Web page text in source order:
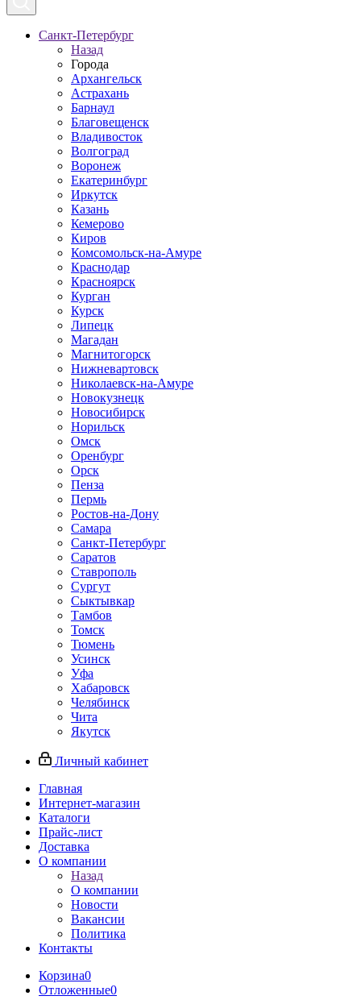
Санкт-Петербург
Назад
Города
Архангельск
Астрахань
Барнаул
Благовещенск
Владивосток
Волгоград
Воронеж
Екатеринбург
Иркутск
Казань
Кемерово
Киров
Комсомольск-на-Амуре
Краснодар
Красноярск
Курган
Курск
Липецк
Магадан
Магнитогорск
Нижневартовск
Николаевск-на-Амуре
Новокузнецк
Новосибирск
Норильск
Омск
Оренбург
Орск
Пенза
Пермь
Ростов-на-Дону
Самара
Санкт-Петербург
Саратов
Ставрополь
Сургут
Сыктывкар
Тамбов
Томск
Тюмень
Усинск
Уфа
Хабаровск
Челябинск
Чита
Якутск
Личный кабинет
Главная
Интернет-магазин
Каталоги
Прайс-лист
Доставка
О компании
Назад
О компании
Новости
Вакансии
Политика
Контакты
Корзина0
Отложенные0